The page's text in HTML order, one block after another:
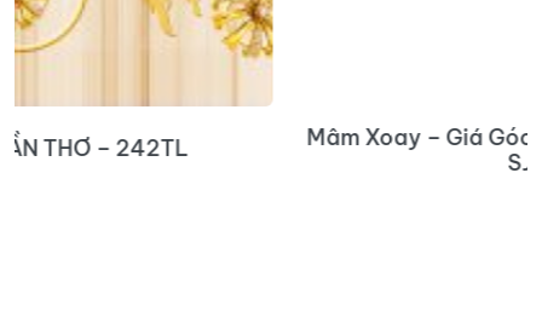
Mâm Xoay – Giá Góc Liên Hoàn – Inox 304 –